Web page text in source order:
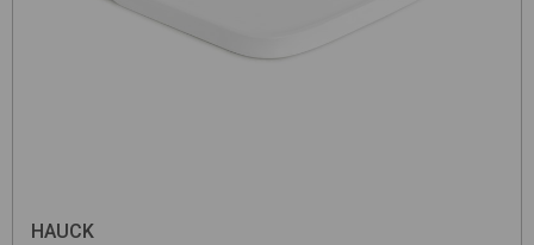
HAUCK